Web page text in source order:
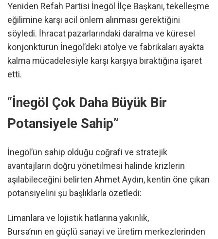
Yeniden Refah Partisi İnegöl İlçe Başkanı, tekelleşme
eğilimine karşı acil önlem alınması gerektiğini
söyledi. İhracat pazarlarındaki daralma ve küresel
konjonktürün İnegöl’deki atölye ve fabrikaları ayakta
kalma mücadelesiyle karşı karşıya bıraktığına işaret
etti.
“İnegöl Çok Daha Büyük Bir
Potansiyele Sahip”
İnegöl’ün sahip olduğu coğrafi ve stratejik
avantajların doğru yönetilmesi halinde krizlerin
aşılabileceğini belirten Ahmet Aydın, kentin öne çıkan
potansiyelini şu başlıklarla özetledi:
Limanlara ve lojistik hatlarına yakınlık,
Bursa’nın en güçlü sanayi ve üretim merkezlerinden